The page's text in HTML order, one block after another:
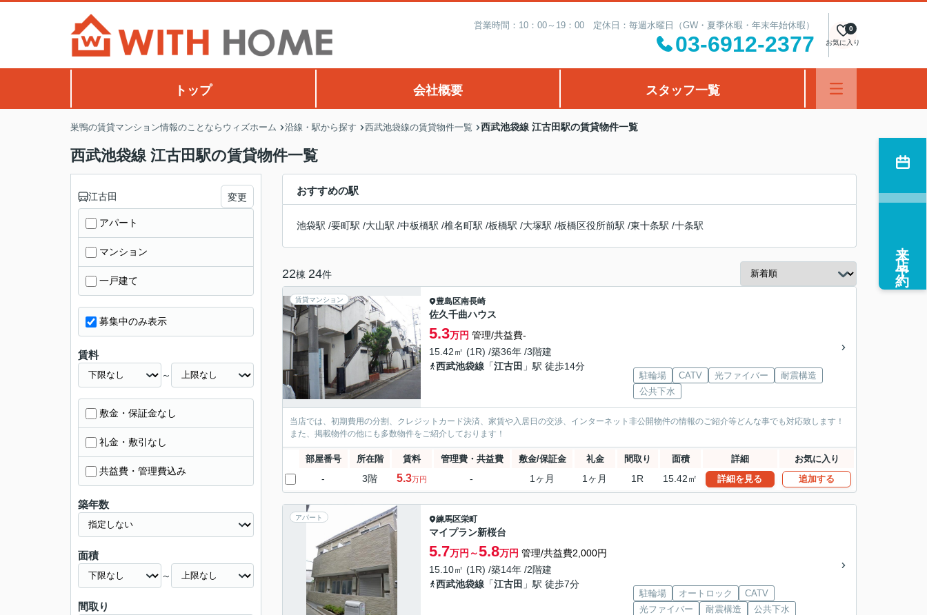
営業時間：10：00～19：00 定休日：毎週水曜日（GW・夏季休暇・年末年始休暇）
03-6912-2377 お気に入り
0
トップ 会社概要 スタッフ一覧
巣鴨の賃貸マンション情報のことならウィズホーム 沿線・駅から探す 西武池袋線の賃貸物件一覧 西武池袋線 江古田駅の賃貸物件一覧
西武池袋線 江古田駅の賃貸物件一覧
おすすめの駅
池袋駅 /要町駅 /大山駅 /中板橋駅 /椎名町駅 /板橋駅 /大塚駅 /板橋区役所前駅 /東十条駅 /十条駅
22棟 24件
賃貸マンション 豊島区南長崎
佐久千曲ハウス
5.3万円 管理/共益費-
15.42㎡ (1R) /築36年 /3階建
西武池袋線 「江古田 」駅 徒歩14分
駐輪場 CATV 光ファイバー
耐震構造
公共下水
当店では、初期費用の分割、クレジットカード決済、家賃や入居日の交渉、インターネット非公開物件の情報のご紹介等どんな事でも対応致します！
また、掲載物件の他にも多数物件をご紹介しております！
部屋番号 所在階 賃料 管理費・共益費 敷金/保証金 礼金 間取り 面積 詳細 お気に入り
- 3階 5.3万円 - 1ヶ月 1ヶ月 1R 15.42㎡ 詳細を見る 追加する
アパート 練馬区栄町
マイプラン新桜台
5.7万円～5.8万円 管理/共益費2,000円
15.10㎡ (1R) /築14年 /2階建
西武池袋線 「江古田 」駅 徒歩7分
駐輪場 オートロック
CATV
光ファイバー
耐震構造 公共下水
江古田 変更
アパート
マンション
一戸建て
募集中のみ表示
賃料
～
敷金・保証金なし
礼金・敷引なし
共益費・管理費込み
築年数
面積
～
間取り
来店予約